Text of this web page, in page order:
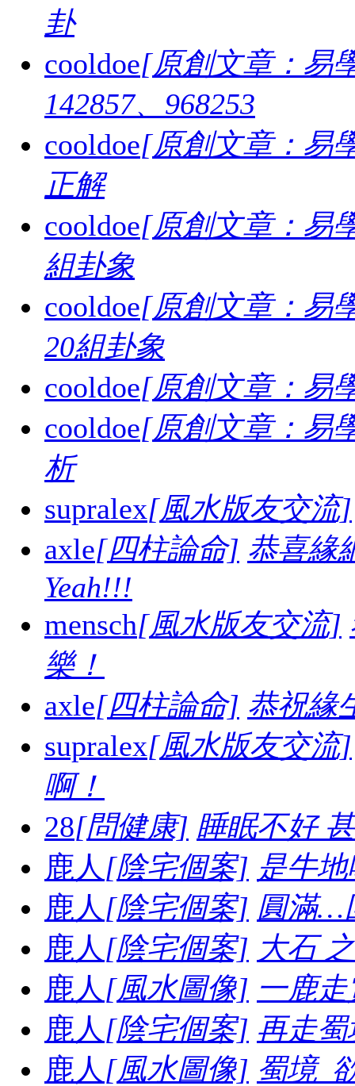
卦
cooldoe[原創文章：易
142857、968253
cooldoe[原創文章：易
正解
cooldoe[原創文章：易
組卦象
cooldoe[原創文章：易
20組卦象
cooldoe[原創文章：易
cooldoe[原創文章：易
析
supralex[風水版友交流]
axle[四柱論命] 恭喜緣
Yeah!!!
mensch[風水版友交流]
樂！
axle[四柱論命] 恭祝緣
supralex[風水版友交流]
啊！
28[問健康] 睡眠不好
鹿人 [陰宅個案] 是牛
鹿人 [陰宅個案] 圓滿…
鹿人 [陰宅個案] 大石
鹿人 [風水圖像] 一鹿
鹿人 [陰宅個案] 再走
鹿人 [風水圖像] 蜀境_